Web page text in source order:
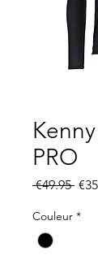
PRO
€49.95
Couleur *